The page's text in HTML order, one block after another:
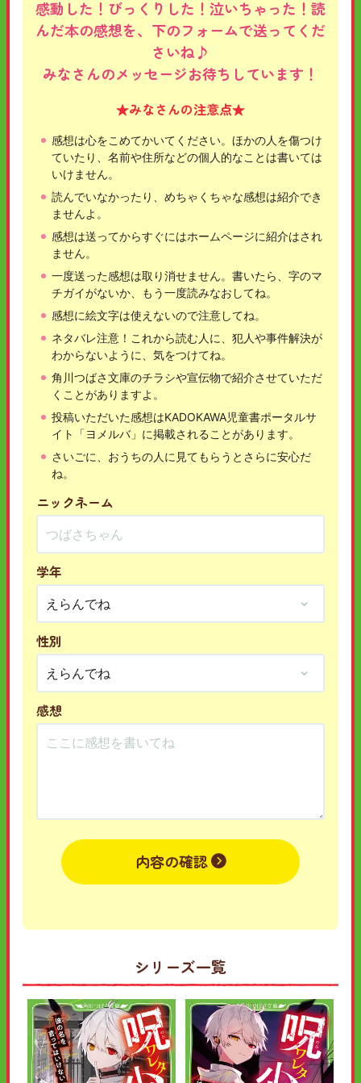
感動した！びっくりした！泣いちゃった！読
んだ本の感想を、下のフォームで送ってくだ
さいね♪
みなさんのメッセージお待ちしています！
★みなさんの注意点★
感想は心をこめてかいてください。ほかの人を傷つけ
ていたり、名前や住所などの個人的なことは書いては
いけません。
読んでいなかったり、めちゃくちゃな感想は紹介でき
ませんよ。
感想は送ってからすぐにはホームページに紹介はされ
ません。
一度送った感想は取り消せません。書いたら、字のマ
チガイがないか、もう一度読みなおしてね。
感想に絵文字は使えないので注意してね。
ネタバレ注意！これから読む人に、犯人や事件解決が
わからないように、気をつけてね。
角川つばさ文庫のチラシや宣伝物で紹介させていただ
くことがありますよ。
投稿いただいた感想はKADOKAWA児童書ポータルサ
イト「ヨメルバ」に掲載されることがあります。
さいごに、おうちの人に見てもらうとさらに安心だ
ね。
ニックネーム
学年
性別
感想
内容の確認
シリーズ一覧